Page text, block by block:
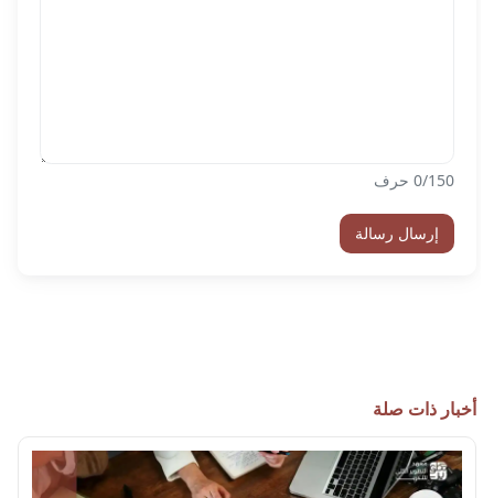
0/150 حرف
إرسال رسالة
أخبار ذات صلة